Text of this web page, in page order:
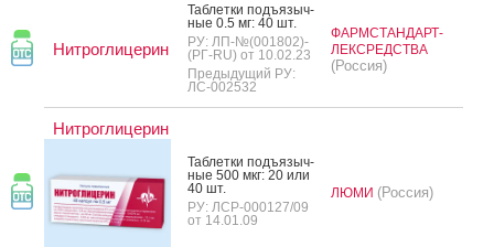
Нитроглицерин
Таб­летки подъ­языч­
ные 0.5 мг: 40 шт.
РУ: ЛП-№(001802)-
(РГ-RU) от 10.02.23
Предыдущий РУ:
ЛС-002532
ФАРМСТАНДАРТ-
ЛЕКСРЕДСТВА
(Россия)
Нитроглицерин
Таб­летки подъ­языч­
ные 500 мкг: 20 или
40 шт.
РУ: ЛСР-000127/09
от 14.01.09
ЛЮМИ (Россия)